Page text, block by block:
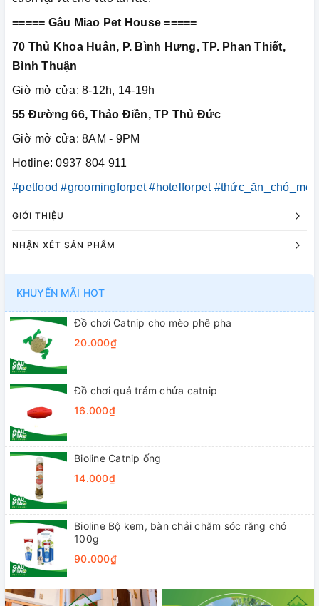
===== Gâu Miao Pet House =====
70 Thủ Khoa Huân, P. Bình Hưng, TP. Phan Thiết,
Bình Thuận
Giờ mở cửa: 8-12h, 14-19h
55 Đường 66, Thảo Điền, TP Thủ Đức
Giờ mở cửa: 8AM - 9PM
Hotline: 0937 804 911
#petfood #groomingforpet #hotelforpet #thức_ăn_chó_mèo
GIỚI THIỆU
NHẬN XÉT SẢN PHẨM
KHUYẾN MÃI HOT
Đồ chơi Catnip cho mèo phê pha
20.000₫
Đồ chơi quả trám chứa catnip
16.000₫
Bioline Catnip ống
14.000₫
Bioline Bộ kem, bàn chải chăm sóc răng chó
100g
90.000₫